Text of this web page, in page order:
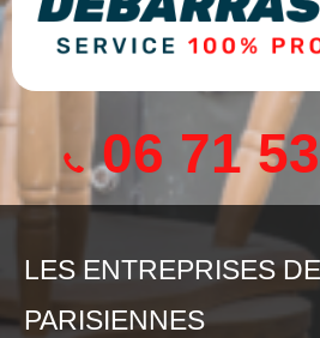
06 71
LES ENTREPRISES
PARISIENNES